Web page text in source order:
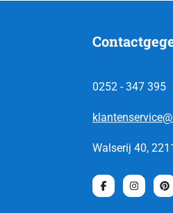
0252 - 347 395
Walserij 40,